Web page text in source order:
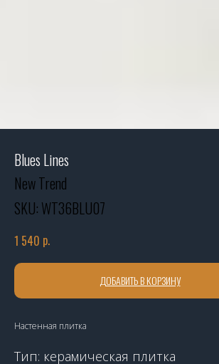
Blues Lines
New Trend
SKU: WT36BLU07
1 540 р.
ДОБАВИТЬ В КОРЗИНУ
Настенная плитка
Тип: керамическая плитка